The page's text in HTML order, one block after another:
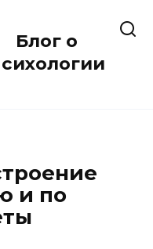
Блог о
и по